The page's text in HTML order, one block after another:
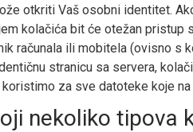
otkriti Vaš osobni identitet.
kolačića bit će otežan pristup
računala ili mobitela (ovisno s
stranicu sa servera,
za sve datoteke koje
nekoliko tipova